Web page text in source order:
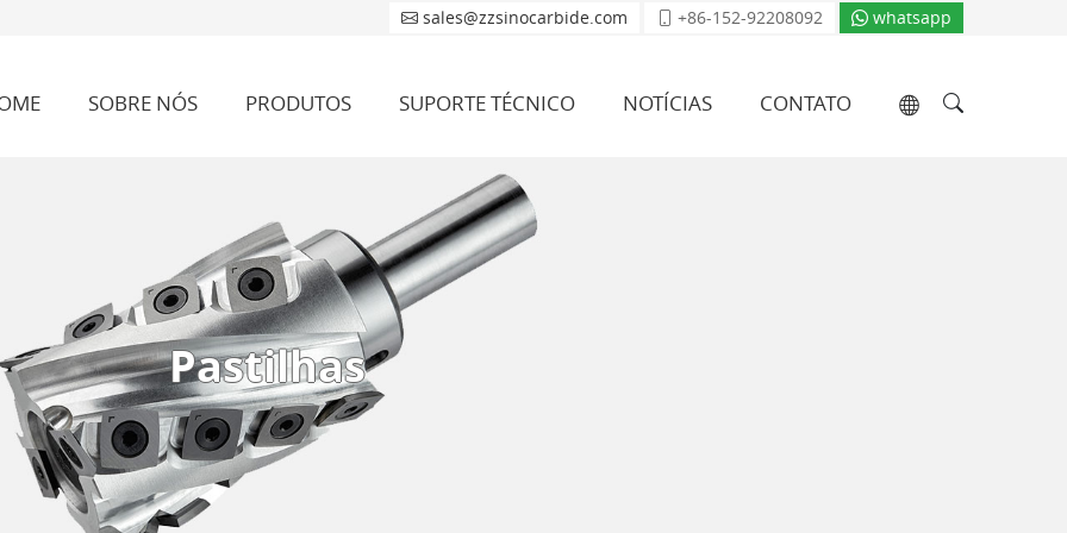
sales@zzsinocarbide.com +86-152-92208092 whatsapp
SOBRE NÓS PRODUTOS SUPORTE TÉCNICO NOTÍCIAS CONTATO
Pastilhas